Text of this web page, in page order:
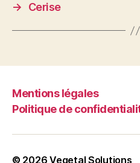
→
Cerise
Mentions légales
Politique de
© 2026Vegetal Solutions